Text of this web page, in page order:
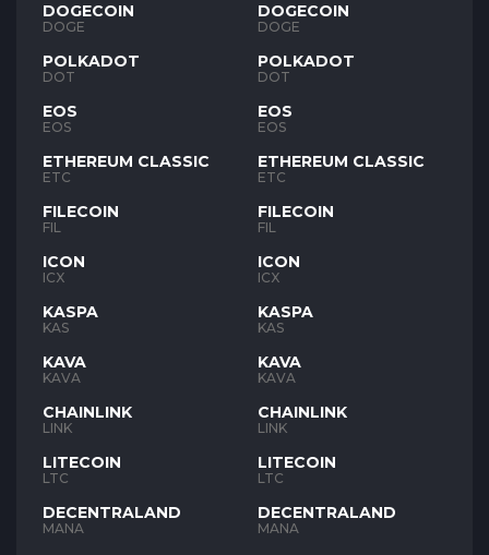
DOGECOIN
DOGE
POLKADOT
DOT
EOS
EOS
ETHEREUM CLASSIC
ETC
FILECOIN
FIL
ICON
ICX
KASPA
KAS
KAVA
KAVA
CHAINLINK
LINK
LITECOIN
LTC
DECENTRALAND
MANA
DOGECOIN
DOGE
POLKADOT
DOT
EOS
EOS
ETHEREUM CLASSIC
ETC
FILECOIN
FIL
ICON
ICX
KASPA
KAS
KAVA
KAVA
CHAINLINK
LINK
LITECOIN
LTC
DECENTRALAND
MANA